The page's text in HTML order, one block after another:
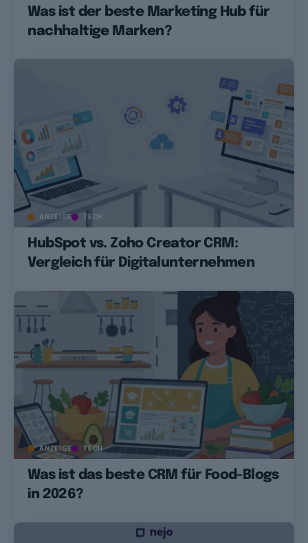
Was ist der beste Marketing Hub für
nachhaltige Marken?
ANZEIGE TECH
HubSpot vs. Zoho Creator CRM:
Vergleich für Digitalunternehmen
ANZEIGE TECH
Was ist das beste CRM für Food-Blogs
in 2026?